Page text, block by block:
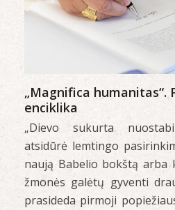
„Magnifica humanitas“.
enciklika
„Dievo sukurta
atsidūrė lemtingo
naują Babelio bokštą arba
žmonės galėtų gyventi
prasideda pirmoji